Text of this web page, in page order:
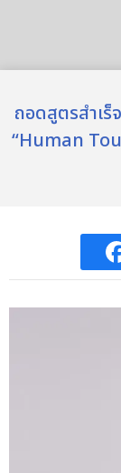
ถอดสูตรสำเ
“Human